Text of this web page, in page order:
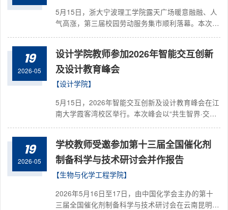
活动，持续推广葛家村和美乡村建设经验的国际传
播，推动校地党建活动走深走实。本次活动开幕式
上，...
5月15日，浙大宁波理工学院露天广场暖意融融、人
气高涨，第三届校园劳动服务集市顺利落幕。本次活
务为底色、劳动实践为核心，围绕手工实践、便民服
务、互动体验、文化创意四大方向，设置22个特色
摊位，为全校师生打造出沉浸式、多元化的校园互动
体验场景，以新颖有趣的实践形式传递劳动价值，让
劳动教育深度走进校园、贴近日常，充分展现了我校
学子乐于奉献、...
19
2026-05
设计学院教师参加2026年智能交互创新
及设计教育峰会
【设计学院】
5月15日，2026年智能交互创新及设计教育峰会在江
南大学霞客湾校区举行。本次峰会以“共生智界·交互
江教授，智能交互设计专业骨干教师于文汇、郭皓月
应邀出席会议。本次峰会由中国人类工效学学会智能
交互与体验分会主办，江南大学数字科技与创意设计
学院承办，世界生态设计组织文化产业委员会、中国
工业设计协会智能设计专业委员会等单位联合支
持，...
19
2026-05
学校教师受邀参加第十三届全国催化剂
制备科学与技术研讨会并作报告
【生物与化学工程学院】
2026年5月16日至17日，由中国化学会主办的第十
三届全国催化剂制备科学与技术研讨会在云南昆明成